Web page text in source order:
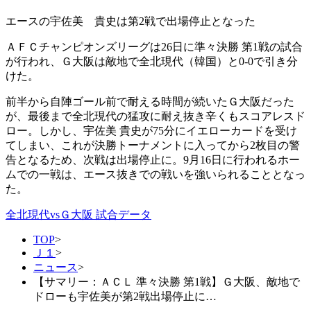
エースの宇佐美 貴史は第2戦で出場停止となった
ＡＦＣチャンピオンズリーグは26日に準々決勝 第1戦の試合
が行われ、Ｇ大阪は敵地で全北現代（韓国）と0-0で引き分
けた。
前半から自陣ゴール前で耐える時間が続いたＧ大阪だった
が、最後まで全北現代の猛攻に耐え抜き辛くもスコアレスド
ロー。しかし、宇佐美 貴史が75分にイエローカードを受け
てしまい、これが決勝トーナメントに入ってから2枚目の警
告となるため、次戦は出場停止に。9月16日に行われるホー
ムでの一戦は、エース抜きでの戦いを強いられることとなっ
た。
全北現代vsＧ大阪 試合データ
TOP>
Ｊ１ >
ニュース>
【サマリー：ＡＣＬ 準々決勝 第1戦】Ｇ大阪、敵地で
ドローも宇佐美が第2戦出場停止に…